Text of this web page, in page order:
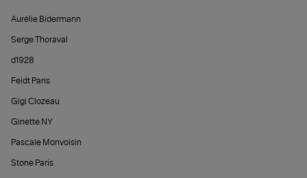
Aurélie Bidermann
Serge Thoraval
d1928
Feidt Paris
Gigi Clozeau
Ginette NY
Pascale Monvoisin
Stone Paris